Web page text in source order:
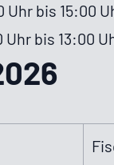
bis 15:00
bis 13:00